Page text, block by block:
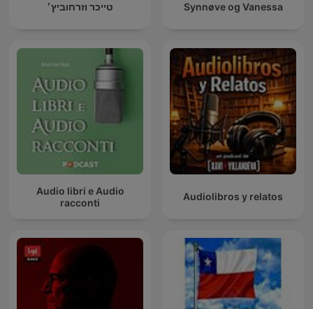
טייכר וזרחוביץ׳ Synnøve og Vanessa
Audio libri e Audio
racconti
Audiolibros y relatos